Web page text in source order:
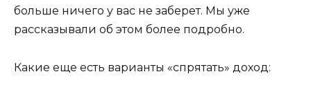
больше ничего у вас не заберет. Мы уже
рассказывали об этом более подробно.
Какие еще есть варианты «спрятать» доход: